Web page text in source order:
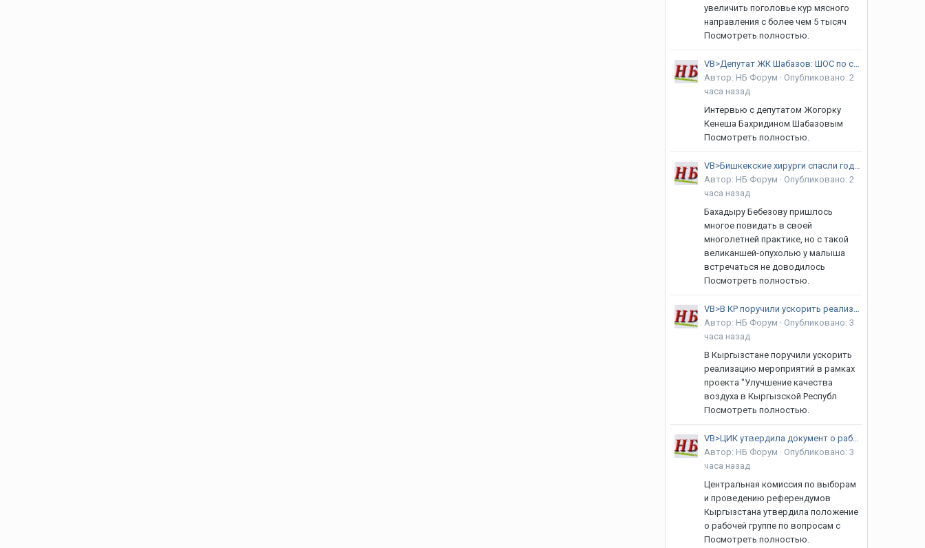
увеличить поголовье кур мясного
направления с более чем 5 тысяч
Посмотреть полностью.
VB>Депутат ЖК Шабазов: ШОС по своей природе организация для созидания
Автор: НБ Форум · Опубликовано:2
часа назад
Интервью с депутатом Жогорку
Кенеша Бахридином Шабазовым
Посмотреть полностью.
VB>Бишкекские хирурги спасли годовалого ребенка с гигантской опухолью печени
Автор: НБ Форум · Опубликовано:2
часа назад
Бахадыру Бебезову пришлось
многое повидать в своей
многолетней практике, но с такой
великаншей-опухолью у малыша
встречаться не доводилось
Посмотреть полностью.
VB>В КР поручили ускорить реализацию проекта по улучшению качества воздуха
Автор: НБ Форум · Опубликовано:3
часа назад
В Кыргызстане поручили ускорить
реализацию мероприятий в рамках
проекта "Улучшение качества
воздуха в Кыргызской Республ
Посмотреть полностью.
VB>ЦИК утвердила документ о работе группы по вопросам инклюзивных выборов
Автор: НБ Форум · Опубликовано:3
часа назад
Центральная комиссия по выборам
и проведению референдумов
Кыргызстана утвердила положение
о рабочей группе по вопросам с
Посмотреть полностью.